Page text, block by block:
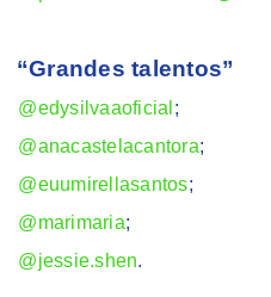
“Grandes talentos”
@edysilvaaoficial ;
@anacastelacantora;
@euumirellasantos;
@marimaria;
@jessie.shen.